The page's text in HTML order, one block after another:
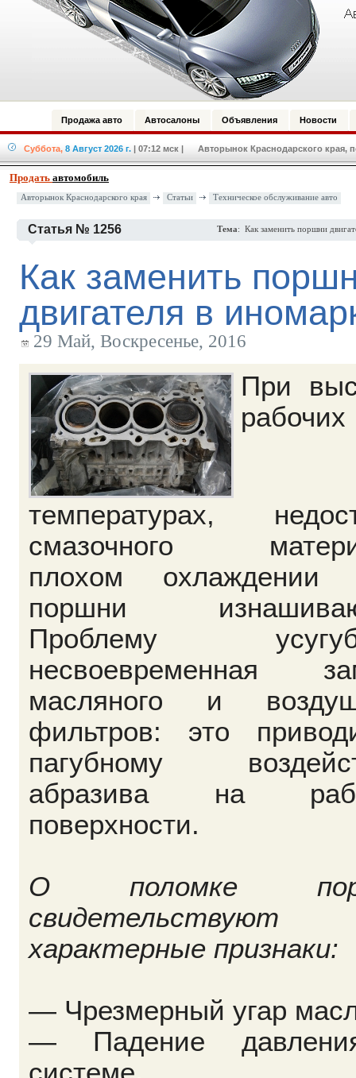
Продажа авто Автосалоны Объявления Новости
Суббота, 8 Август 2026 г. | 07:12 мск | Авторынок Краснодарского края,
Продать автомобиль
Авторынок Краснодарского края Статьи Техническое обслуживание авто
Статья № 1256 Тема: Как заменить поршни
Как заменить
двигателя в
29 Май, Воскресенье, 2016
При
рабочих
температурах,
смазочного
плохом охлаждении
поршни
Проблему
несвоевременная
масляного и
фильтров: это
пагубному
абразива на
поверхности.
О поломке
свидетельствуют
характерные признаки:
— Чрезмерный угар
— Падение